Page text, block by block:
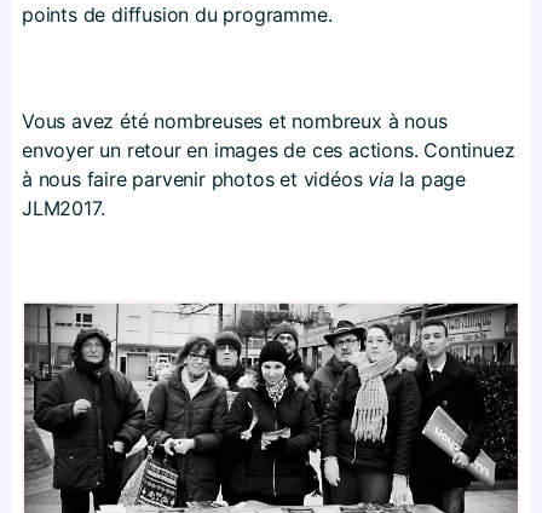
points de diffusion du programme.
Vous avez été nombreuses et nombreux à nous
envoyer un retour en images de ces actions. Continuez
à nous faire parvenir photos et vidéos via la page
JLM2017.